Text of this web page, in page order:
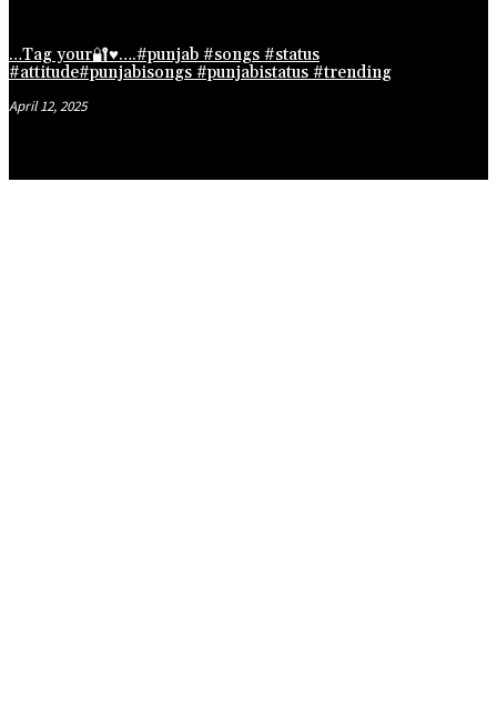
…Tag your🔐♥️….#punjab #songs #status
#attitude#punjabisongs #punjabistatus #trending
April 12, 2025